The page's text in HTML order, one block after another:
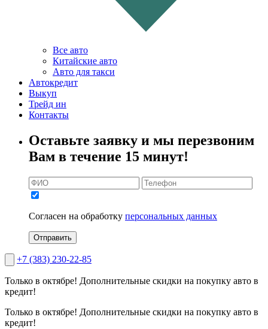
Все авто
Китайские авто
Авто для такси
Автокредит
Выкуп
Трейд ин
Контакты
Оставьте заявку и мы перезвоним
Вам в течение 15 минут!
Согласен на обработку персональных данных
Отправить
+7 (383) 230-22-85
Только в октябре! Дополнительные скидки на покупку авто в
кредит!
Только в октябре! Дополнительные скидки на покупку авто в
кредит!